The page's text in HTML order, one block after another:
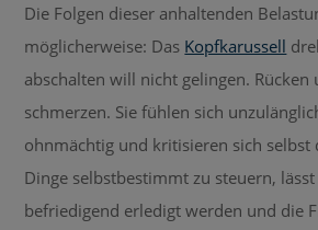
Die Folgen dieser anhaltenden
möglicherweise: Das Kopfkarussell
abschalten will nicht gelingen. Rücken
schmerzen. Sie fühlen sich
ohnmächtig und kritisieren sich selbst
Dinge selbstbestimmt zu steuern,
befriedigend erledigt werden und die